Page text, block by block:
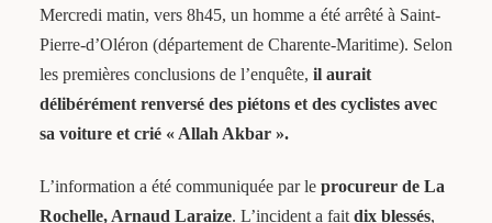
Mercredi matin, vers 8h45, un homme a été arrêté à Saint-
Pierre-d’Oléron (département de Charente-Maritime). Selon
les premières conclusions de l’enquête, il aurait
délibérément renversé des piétons et des cyclistes avec
sa voiture et crié « Allah Akbar ».
L’information a été communiquée par le procureur de La
Rochelle, Arnaud Laraize. L’incident a fait dix blessés,